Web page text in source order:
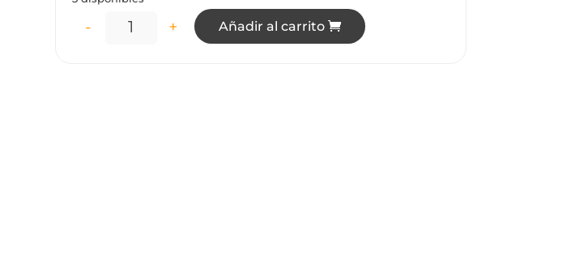
LC5718 LÁMPARA COLGANTE LED 18W LUZ CÁLIDA cantidad
- + Añadir al carrito